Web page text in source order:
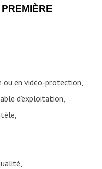
ou en vidéo-protection,
d’exploitation,